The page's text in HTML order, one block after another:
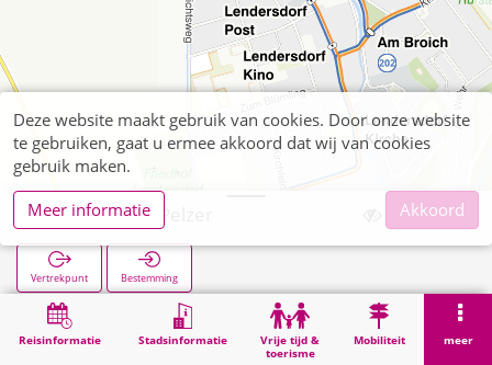
Reisinformatie Stadsinformatie
Vrije tijd &
toerisme
Mobiliteit meer
Lendersdorf Pelzer
Vertrekpunt Bestemming
Zoekopracht Lendersdorf Pelzer
Deze website maakt gebruik van cookies. Door onze website
te gebruiken, gaat u ermee akkoord dat wij van cookies
gebruik maken.
Meer informatie
Akkoord